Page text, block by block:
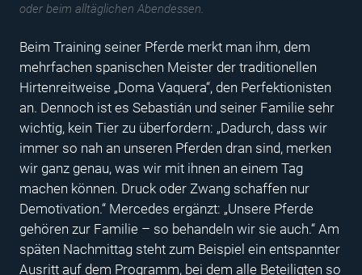
oder beim alltäglichen Abendessen.
Beim Training seiner Pferde merkt man ihm, dem
mehrfachen spanischen Meister der traditionellen
Hirtenreitweise „Doma Vaquera“, den Perfektionisten
an. Dennoch ist es Sebastián und seiner Familie sehr
wichtig, kein Tier zu überfordern: „Dadurch, dass wir
immer so nah an unseren Pferden dran sind, merken
wir ganz genau, was wir mit ihnen an einem Tag
machen können. Druck oder Zwang schaffen nur
Demotivation.“ Mercedes ergänzt: „Unsere Pferde
gehören zur Familie – so behandeln wir sie auch.“ Am
späten Nachmittag steht zum Beispiel ein entspannter
Ausritt auf dem Programm, bei dem alle Beteiligten so